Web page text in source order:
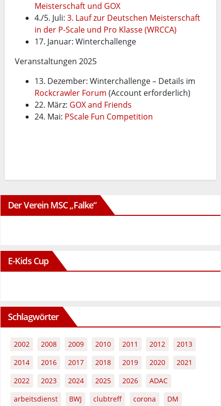
Meisterschaft und GOX
4./5. Juli: 3. Lauf zur Deutschen Meisterschaft
in der P-Scale und Pro Klasse (WRCCA)
17. Januar: Winterchallenge
Veranstaltungen 2025
13. Dezember: Winterchallenge – Details im
Rockcrawler Forum (Account erforderlich)
22. März: GOX and Friends
24. Mai: PScale Fun Competition
Der Verein MSC „Falke“
E-Kids Cup
Schlagwörter
2002 2008 2009 2010 2011 2012
2013
2014
2016 2017 2018 2019 2020
2021
2022
2023 2024 2025 2026
ADAC
arbeitsdienst
BWJ clubtreff corona
DM